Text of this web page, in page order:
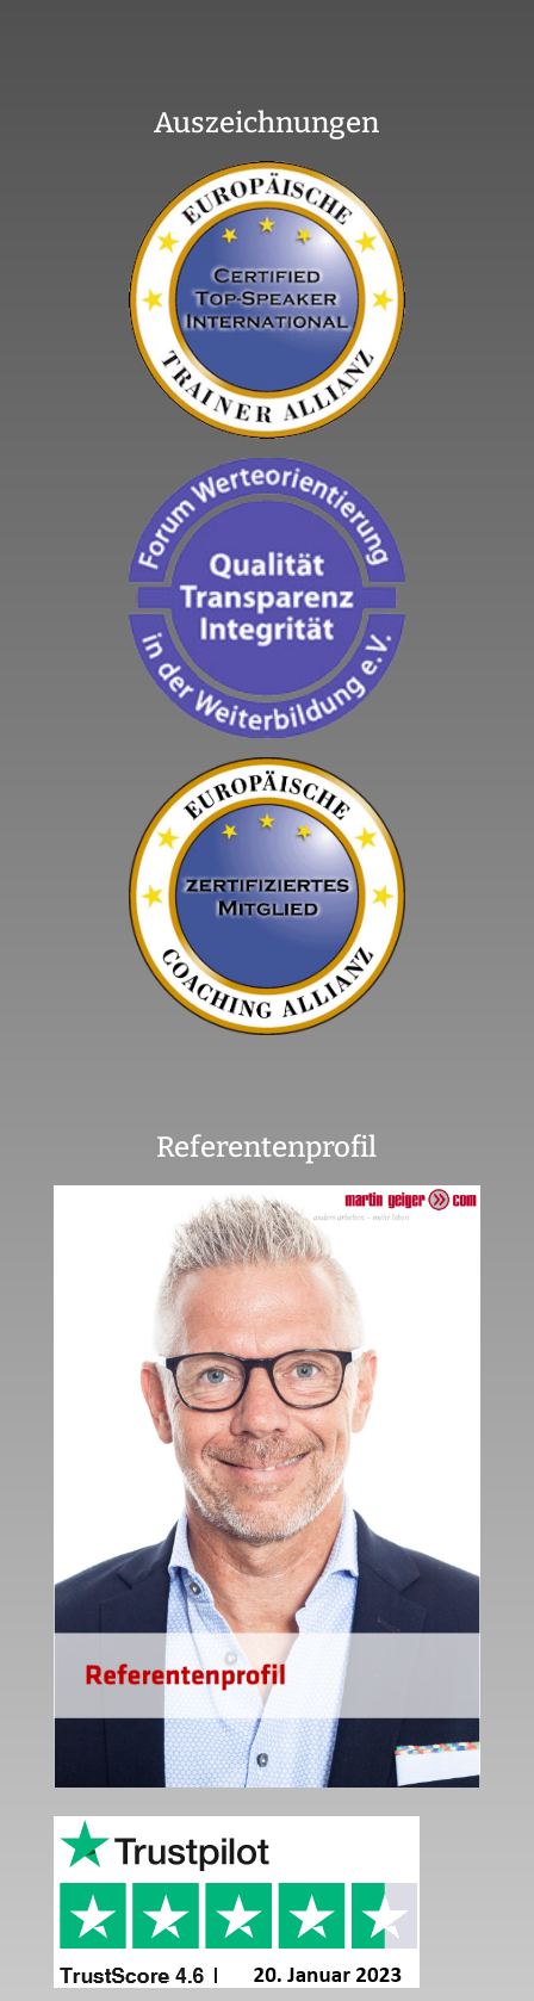
Auszeichnungen
Referentenprofil